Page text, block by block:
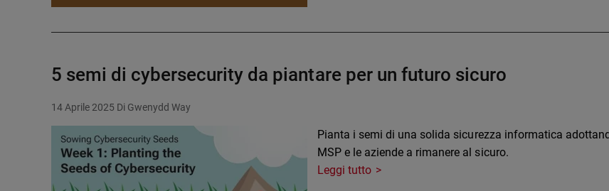
5 semi di cybersecurity da piantare per un futuro sicuro
14 Aprile 2025 Di Gwenydd Way
Pianta i semi di una solida sicurezza informatica
MSP e le aziende a rimanere al sicuro.
Leggi tutto